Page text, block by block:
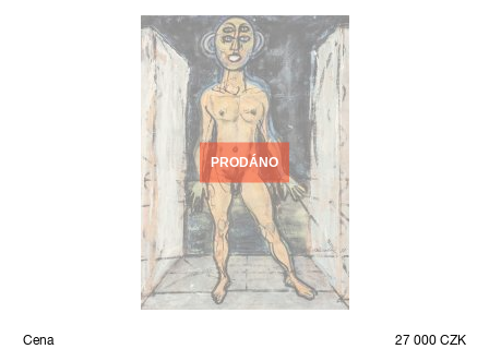
PRODÁNO
Cena 27 000 CZK